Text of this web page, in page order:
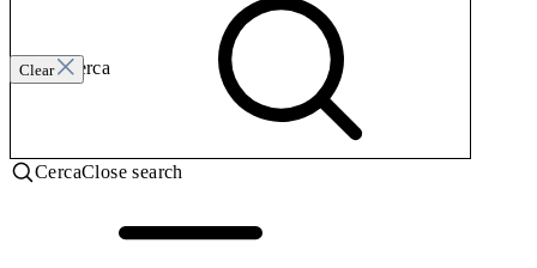
Clear
Invia ricerca
CercaClose search